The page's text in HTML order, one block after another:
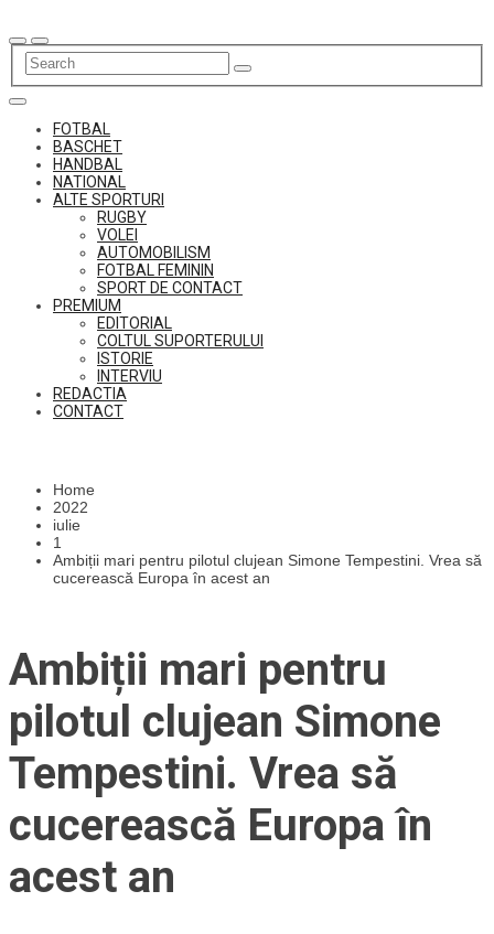
to
content
FOTBAL
BASCHET
HANDBAL
NATIONAL
ALTE SPORTURI
RUGBY
VOLEI
AUTOMOBILISM
FOTBAL FEMININ
SPORT DE CONTACT
PREMIUM
EDITORIAL
COLTUL SUPORTERULUI
ISTORIE
INTERVIU
REDACTIA
CONTACT
Home
2022
iulie
1
Ambiții mari pentru pilotul clujean Simone Tempestini. Vrea să
cucerească Europa în acest an
Ambiții mari pentru
pilotul clujean Simone
Tempestini. Vrea să
cucerească Europa în
acest an